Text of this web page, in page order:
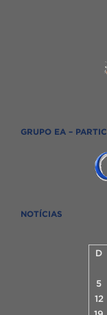
GRUPO EA –
NOTÍCIAS
D
5
12